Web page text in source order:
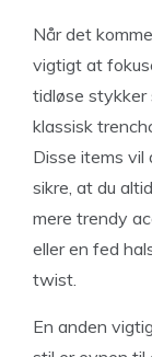
Når det
vigtigt at
tidløse stykker
klassisk
Disse items vil
sikre, at du
mere trendy
eller en fed
twist.
En anden